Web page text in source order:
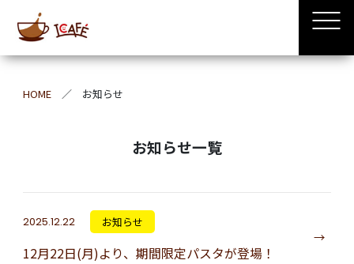
HOME お知らせ
お知らせ一覧
2025.12.22 お知らせ
12月22日(月)より、期間限定パスタが登場！